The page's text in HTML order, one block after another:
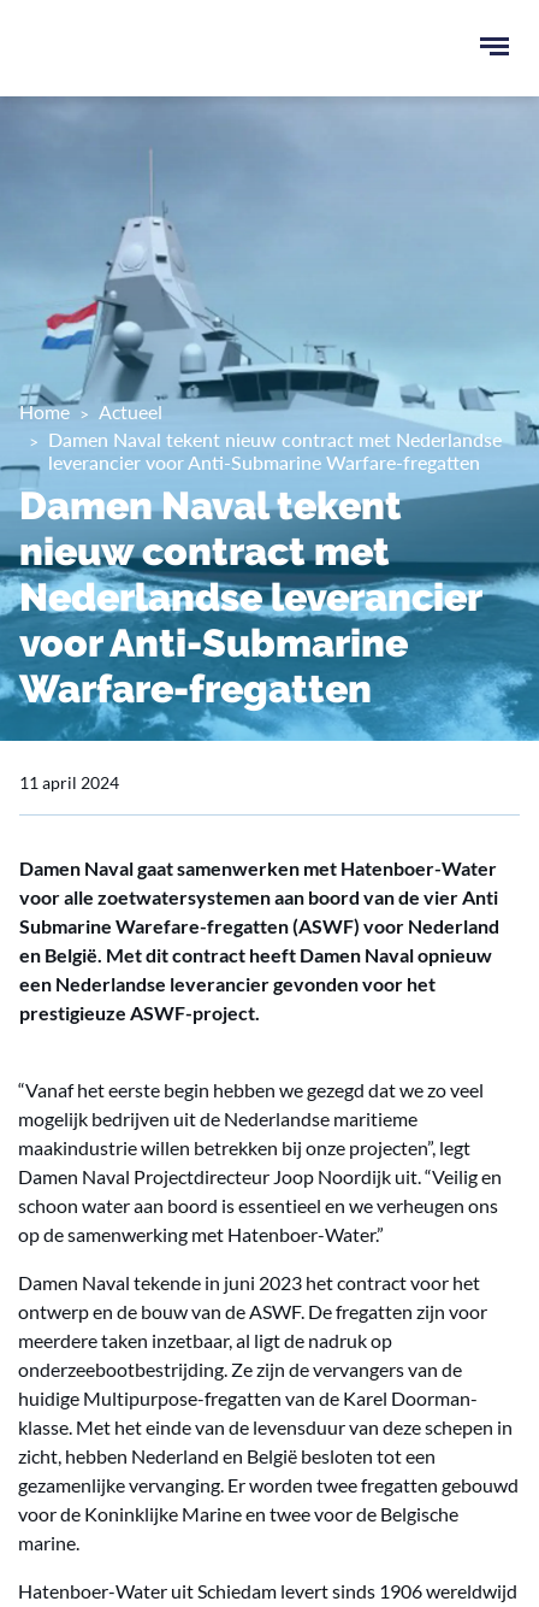
menu
Home
Actueel
Damen Naval tekent nieuw contract met Nederlandse
leverancier voor Anti-Submarine Warfare-fregatten
Damen Naval tekent
nieuw contract met
Nederlandse leverancier
voor Anti-Submarine
Warfare-fregatten
11 april 2024
Damen Naval gaat samenwerken met Hatenboer-Water
voor alle zoetwatersystemen aan boord van de vier Anti
Submarine Warefare-fregatten (ASWF) voor Nederland
en België. Met dit contract heeft Damen Naval opnieuw
een Nederlandse leverancier gevonden voor het
prestigieuze ASWF-project.
“Vanaf het eerste begin hebben we gezegd dat we zo veel
mogelijk bedrijven uit de Nederlandse maritieme
maakindustrie willen betrekken bij onze projecten”, legt
Damen Naval Projectdirecteur Joop Noordijk uit. “Veilig en
schoon water aan boord is essentieel en we verheugen ons
op de samenwerking met Hatenboer-Water.”
Damen Naval tekende in juni 2023 het contract voor het
ontwerp en de bouw van de ASWF. De fregatten zijn voor
meerdere taken inzetbaar, al ligt de nadruk op
onderzeebootbestrijding. Ze zijn de vervangers van de
huidige Multipurpose-fregatten van de Karel Doorman-
klasse. Met het einde van de levensduur van deze schepen in
zicht, hebben Nederland en België besloten tot een
gezamenlijke vervanging. Er worden twee fregatten gebouwd
voor de Koninklijke Marine en twee voor de Belgische
marine.
Hatenboer-Water uit Schiedam levert sinds 1906 wereldwijd